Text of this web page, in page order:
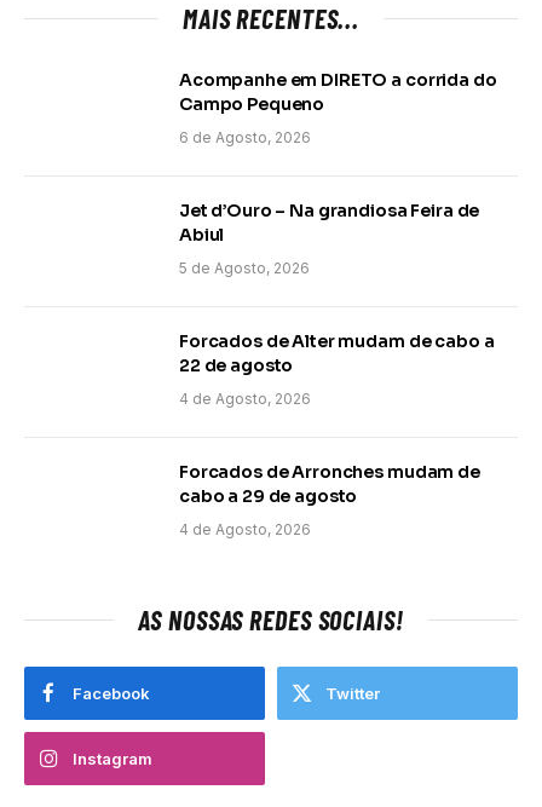
MAIS RECENTES...
Acompanhe em DIRETO a corrida do
Campo Pequeno
6 de Agosto, 2026
Jet d’Ouro – Na grandiosa Feira de
Abiul
5 de Agosto, 2026
Forcados de Alter mudam de cabo a
22 de agosto
4 de Agosto, 2026
Forcados de Arronches mudam de
cabo a 29 de agosto
4 de Agosto, 2026
AS NOSSAS REDES SOCIAIS!
Facebook Twitter
Instagram